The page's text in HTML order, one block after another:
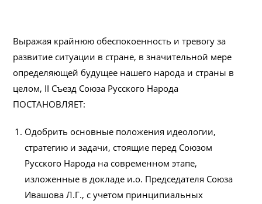
Выражая крайнюю обеспокоенность и тревогу за
развитие ситуации в стране, в значительной мере
определяющей будущее нашего народа и страны в
целом, II Съезд Союза Русского Народа
ПОСТАНОВЛЯЕТ:
Одобрить основные положения идеологии,
стратегию и задачи, стоящие перед Союзом
Русского Народа на современном этапе,
изложенные в докладе и.о. Председателя Союза
Ивашова Л.Г., с учетом принципиальных